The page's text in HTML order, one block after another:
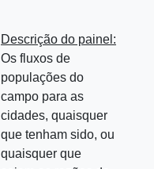
Descrição do painel:
Os fluxos de
populações do
campo para as
cidades, quaisquer
que tenham sido, ou
quaisquer que